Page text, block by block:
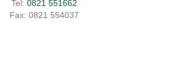
Tel: 0821 551662
Fax: 0821 554037